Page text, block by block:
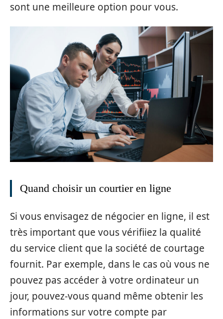
sont une meilleure option pour vous.
Quand choisir un courtier en ligne
Si vous envisagez de négocier en ligne, il est
très important que vous vérifiiez la qualité
du service client que la société de courtage
fournit. Par exemple, dans le cas où vous ne
pouvez pas accéder à votre ordinateur un
jour, pouvez-vous quand même obtenir les
informations sur votre compte par